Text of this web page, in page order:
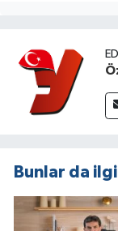
Bunlar da